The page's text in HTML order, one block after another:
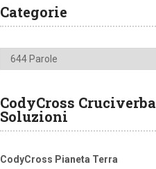
Categorie
Categorie
CodyCross Cruciverba
Soluzioni
CodyCross Pianeta Terra